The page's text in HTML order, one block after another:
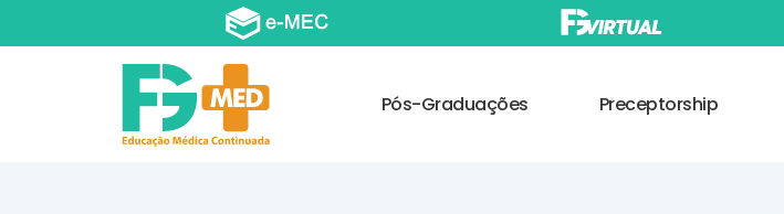
Pós-Graduações Preceptorship